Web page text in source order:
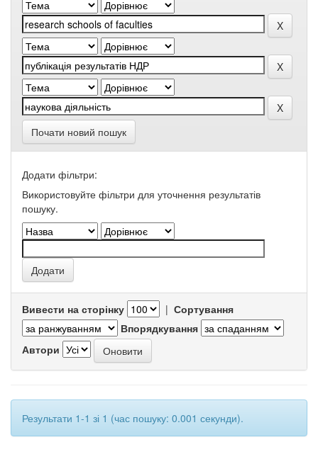
Почати новий пошук
Додати фільтри:
Використовуйте фільтри для уточнення результатів
пошуку.
Вивести на сторінку | Сортування
Впорядкування
Автори
Результати 1-1 зі 1 (час пошуку: 0.001 секунди).